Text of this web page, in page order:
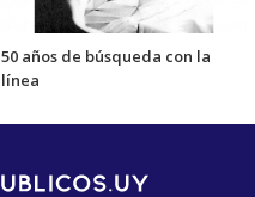
50 años de búsqueda con la
línea